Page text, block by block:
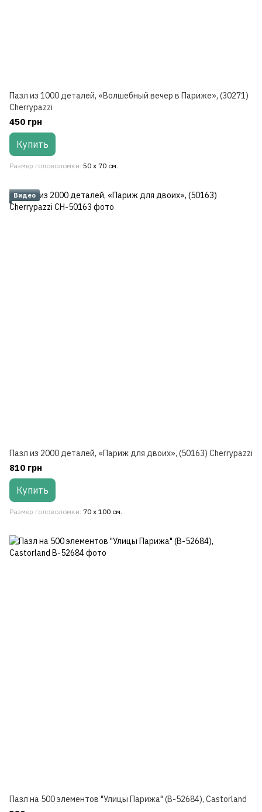
Пазл из 1000 деталей, «Волшебный вечер в Париже», (30271)
Cherrypazzi
450 грн
Купить
Размер головоломки 50 x 70 см.
Видео
Пазл из 2000 деталей, «Париж для двоих», (50163) Cherrypazzi
810 грн
Купить
Размер головоломки 70 x 100 см.
Пазл на 500 элементов "Улицы Парижа" (B-52684), Castorland